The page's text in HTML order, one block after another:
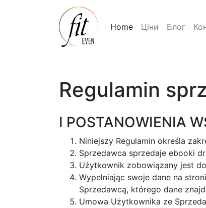
Home Ціни Блог
Regulamin
I POSTANOWIENIA
Niniejszy Regulamin określa
Sprzedawca sprzedaje ebooki
Użytkownik zobowiązany jest
Wypełniając swoje dane na
Sprzedawcą, którego dane
Umowa Użytkownika ze